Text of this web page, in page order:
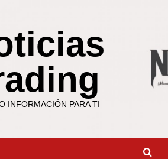
INFORMACIÓN PARA TI